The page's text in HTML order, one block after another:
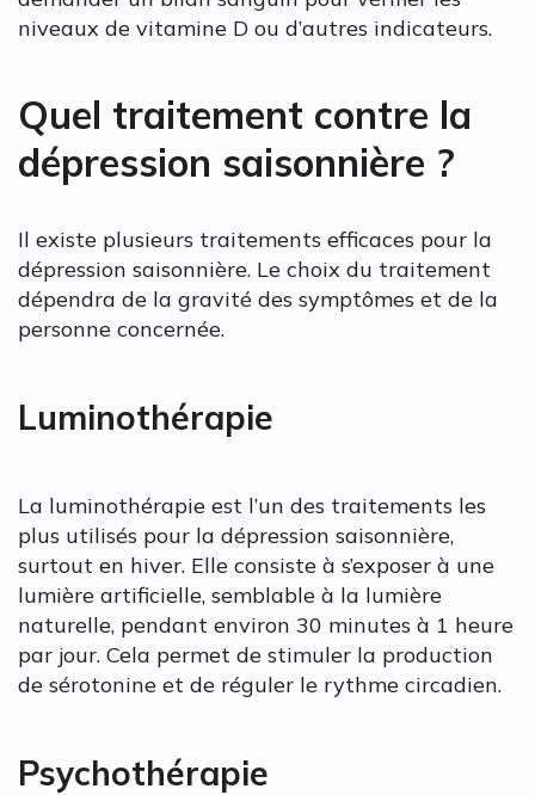
niveaux de vitamine D ou d’autres indicateurs.
Quel traitement contre la
dépression saisonnière ?
Il existe plusieurs traitements efficaces pour la
dépression saisonnière. Le choix du traitement
dépendra de la gravité des symptômes et de la
personne concernée.
Luminothérapie
La luminothérapie est l’un des traitements les
plus utilisés pour la dépression saisonnière,
surtout en hiver. Elle consiste à s’exposer à une
lumière artificielle, semblable à la lumière
naturelle, pendant environ 30 minutes à 1 heure
par jour. Cela permet de stimuler la production
de sérotonine et de réguler le rythme circadien.
Psychothérapie